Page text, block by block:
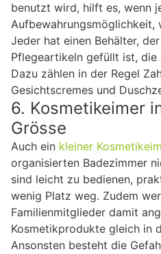
benutzt wird, hilft es, wenn
Aufbewahrungsmöglichkeit,
Jeder hat einen Behälter,
Pflegeartikeln gefüllt ist, die
Dazu zählen in der Regel
Gesichtscremes und
6. Kosmetikeimer
Grösse
Auch ein kleiner
organisierten Badezimmer
sind leicht zu bedienen,
wenig Platz weg. Zudem
Familienmitglieder damit
Kosmetikprodukte gleich in
Ansonsten besteht die